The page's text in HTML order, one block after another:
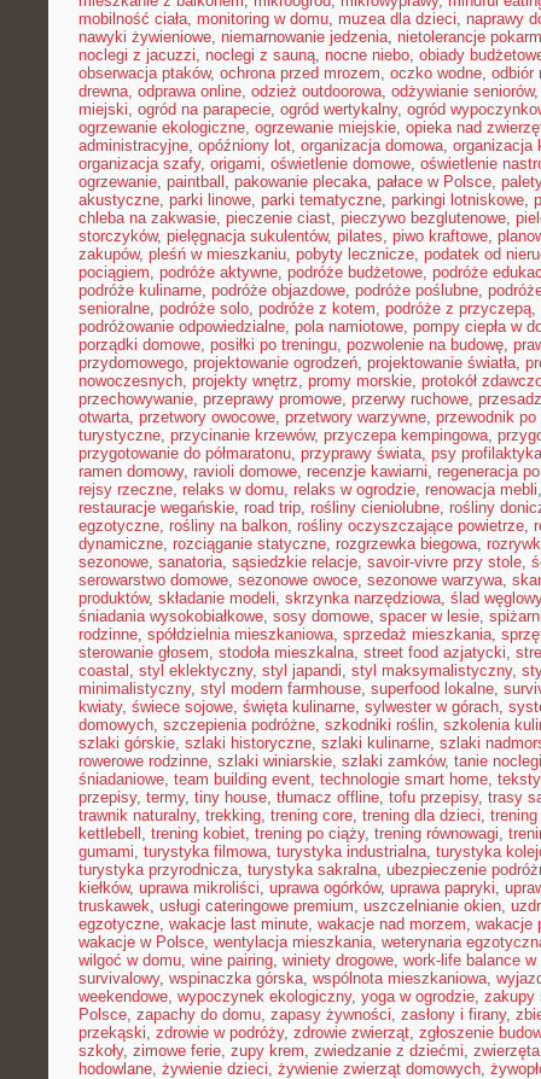
mobilność ciała, monitoring w domu, muzea dla dzieci, naprawy
nawyki żywieniowe, niemarnowanie jedzenia, nietolerancje
noclegi z jacuzzi, noclegi z sauną, nocne niebo, obiady
obserwacja ptaków, ochrona przed mrozem, oczko wodne, odbiór
drewna, odprawa online, odzież outdoorowa, odżywianie seniorów
miejski, ogród na parapecie, ogród wertykalny, ogród
ogrzewanie ekologiczne, ogrzewanie miejskie, opieka nad
administracyjne, opóźniony lot, organizacja domowa, organizacja
organizacja szafy, origami, oświetlenie domowe, oświetlenie
ogrzewanie, paintball , pakowanie plecaka, pałace w Polsce,
akustyczne, parki linowe, parki tematyczne, parkingi lotniskowe,
chleba na zakwasie, pieczenie ciast, pieczywo bezglutenowe,
storczyków, pielęgnacja sukulentów, pilates, piwo kraftowe,
zakupów, pleśń w mieszkaniu, pobyty lecznicze, podatek od
pociągiem, podróże aktywne, podróże budżetowe, podróże
podróże kulinarne, podróże objazdowe, podróże poślubne,
senioralne, podróże solo, podróże z kotem, podróże z przyczepą,
podróżowanie odpowiedzialne, pola namiotowe, pompy ciepła w
porządki domowe, posiłki po treningu, pozwolenie na budowę,
przydomowego, projektowanie ogrodzeń, projektowanie światła,
nowoczesnych, projekty wnętrz, promy morskie, protokół
przechowywanie, przeprawy promowe, przerwy ruchowe,
otwarta, przetwory owocowe, przetwory warzywne, przewodnik
turystyczne, przycinanie krzewów, przyczepa kempingowa,
przygotowanie do półmaratonu, przyprawy świata, psy profilaktyka
ramen domowy, ravioli domowe, recenzje kawiarni, regeneracja
rejsy rzeczne, relaks w domu, relaks w ogrodzie, renowacja mebli
restauracje wegańskie, road trip, rośliny cieniolubne, rośliny
egzotyczne, rośliny na balkon, rośliny oczyszczające powietrze,
dynamiczne, rozciąganie statyczne, rozgrzewka biegowa,
sezonowe, sanatoria, sąsiedzkie relacje, savoir-vivre przy stole,
serowarstwo domowe, sezonowe owoce, sezonowe warzywa,
produktów, składanie modeli, skrzynka narzędziowa, ślad
śniadania wysokobiałkowe, sosy domowe, spacer w lesie,
rodzinne, spółdzielnia mieszkaniowa, sprzedaż mieszkania,
sterowanie głosem, stodoła mieszkalna, street food azjatycki,
coastal , styl eklektyczny, styl japandi, styl maksymalistyczny,
minimalistyczny, styl modern farmhouse, superfood lokalne,
kwiaty, świece sojowe, święta kulinarne, sylwester w górach,
domowych, szczepienia podróżne, szkodniki roślin, szkolenia
szlaki górskie, szlaki historyczne, szlaki kulinarne, szlaki
rowerowe rodzinne, szlaki winiarskie, szlaki zamków, tanie noclegi
śniadaniowe, team building event, technologie smart home,
przepisy, termy, tiny house, tłumacz offline, tofu przepisy, trasy
trawnik naturalny, trekking, trening core, trening dla dzieci,
kettlebell , trening kobiet, trening po ciąży, trening równowagi,
gumami, turystyka filmowa, turystyka industrialna, turystyka
turystyka przyrodnicza, turystyka sakralna, ubezpieczenie
kiełków, uprawa mikroliści, uprawa ogórków, uprawa papryki,
truskawek, usługi cateringowe premium, uszczelnianie okien,
egzotyczne, wakacje last minute, wakacje nad morzem, wakacje
wakacje w Polsce, wentylacja mieszkania, weterynaria
wilgoć w domu, wine pairing, winiety drogowe, work-life balance w
survivalowy, wspinaczka górska, wspólnota mieszkaniowa,
weekendowe, wypoczynek ekologiczny, yoga w ogrodzie, zakupy
Polsce, zapachy do domu, zapasy żywności, zasłony i firany,
przekąski, zdrowie w podróży, zdrowie zwierząt, zgłoszenie
szkoły, zimowe ferie, zupy krem, zwiedzanie z dziećmi,
hodowlane, żywienie dzieci, żywienie zwierząt domowych,